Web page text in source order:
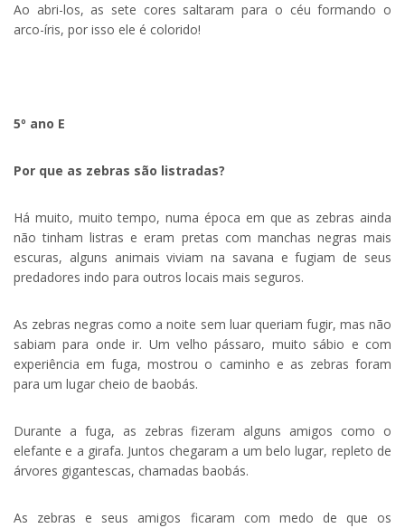
Ao abri-los, as sete cores saltaram para o céu formando o
arco-íris, por isso ele é colorido!
5º ano E
Por que as zebras são listradas?
Há muito, muito tempo, numa época em que as zebras ainda
não tinham listras e eram pretas com manchas negras mais
escuras, alguns animais viviam na savana e fugiam de seus
predadores indo para outros locais mais seguros.
As zebras negras como a noite sem luar queriam fugir, mas não
sabiam para onde ir. Um velho pássaro, muito sábio e com
experiência em fuga, mostrou o caminho e as zebras foram
para um lugar cheio de baobás.
Durante a fuga, as zebras fizeram alguns amigos como o
elefante e a girafa. Juntos chegaram a um belo lugar, repleto de
árvores gigantescas, chamadas baobás.
As zebras e seus amigos ficaram com medo de que os